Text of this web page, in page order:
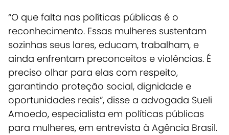
“O que falta nas políticas públicas é o
reconhecimento. Essas mulheres sustentam
sozinhas seus lares, educam, trabalham, e
ainda enfrentam preconceitos e violências. É
preciso olhar para elas com respeito,
garantindo proteção social, dignidade e
oportunidades reais”, disse a advogada Sueli
Amoedo, especialista em políticas públicas
para mulheres, em entrevista à Agência Brasil.